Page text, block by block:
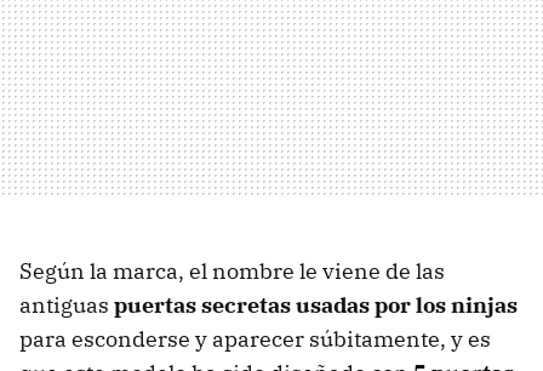
Según la marca, el nombre le viene de las
antiguas puertas secretas usadas por los ninjas
para esconderse y aparecer súbitamente, y es